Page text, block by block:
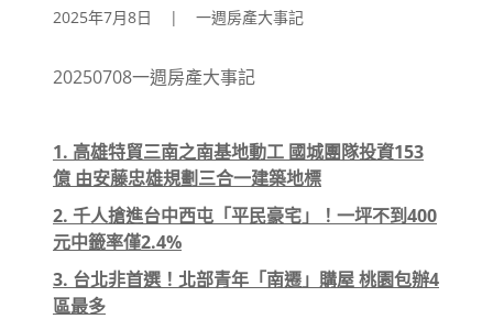
2025年7月8日 | 一週房產大事記
20250708一週房產大事記
1. 高雄特貿三南之南基地動工 國城團隊投資153
億 由安藤忠雄規劃三合一建築地標
2. 千人搶進台中西屯「平民豪宅」！一坪不到400
元中籤率僅2.4%
3. 台北非首選！北部青年「南遷」購屋 桃園包辦4
區最多